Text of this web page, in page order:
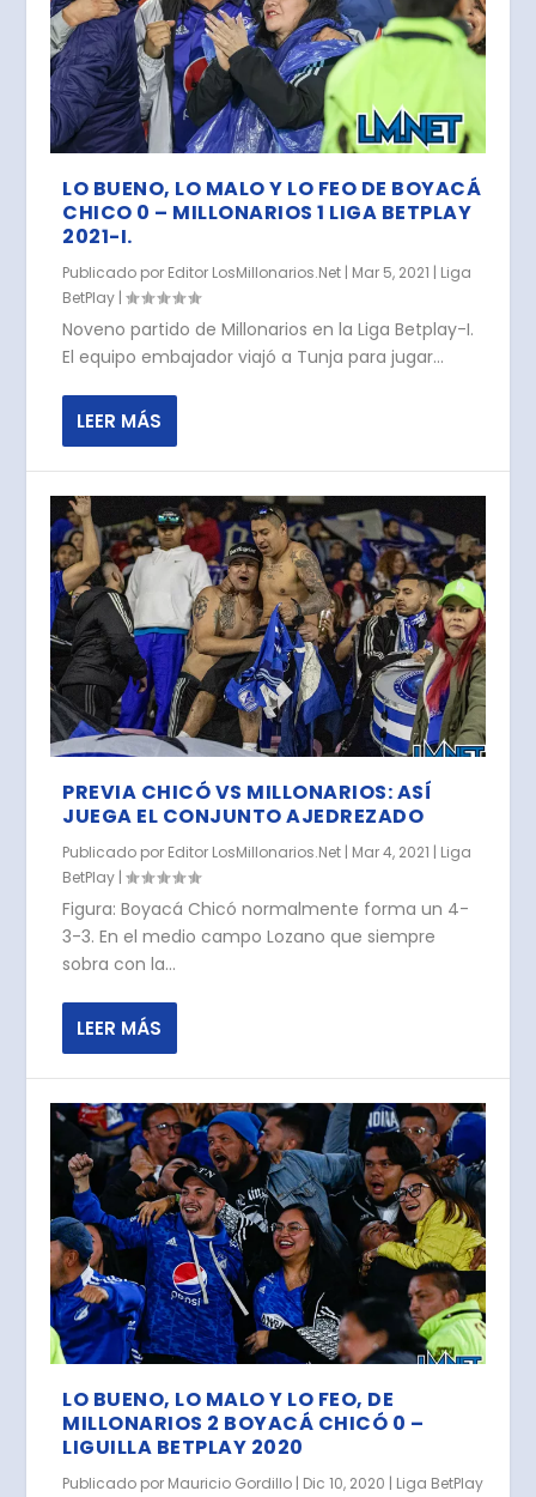
LO BUENO, LO MALO Y LO FEO DE BOYACÁ
CHICO 0 – MILLONARIOS 1 LIGA BETPLAY
2021-I.
Publicado por Editor LosMillonarios.Net | Mar 5, 2021 | Liga
BetPlay |
Noveno partido de Millonarios en la Liga Betplay-I.
El equipo embajador viajó a Tunja para jugar...
LEER MÁS
PREVIA CHICÓ VS MILLONARIOS: ASÍ
JUEGA EL CONJUNTO AJEDREZADO
Publicado por Editor LosMillonarios.Net | Mar 4, 2021 | Liga
BetPlay |
Figura: Boyacá Chicó normalmente forma un 4-
3-3. En el medio campo Lozano que siempre
sobra con la...
LEER MÁS
LO BUENO, LO MALO Y LO FEO, DE
MILLONARIOS 2 BOYACÁ CHICÓ 0 –
LIGUILLA BETPLAY 2020
Publicado por Mauricio Gordillo | Dic 10, 2020 | Liga BetPlay